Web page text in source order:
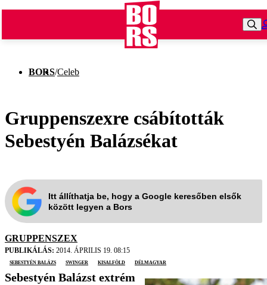
BORS/Celeb
Gruppenszexre csábították
Sebestyén Balázsékat
Itt állíthatja be, hogy a Google keresőben elsők
között legyen a Bors
GRUPPENSZEX
PUBLIKÁLÁS: 2014. ÁPRILIS 19. 08:15
Sebestyén Balázs
swinger Kisalföld Délmagyar
Sebestyén Balázst extrém